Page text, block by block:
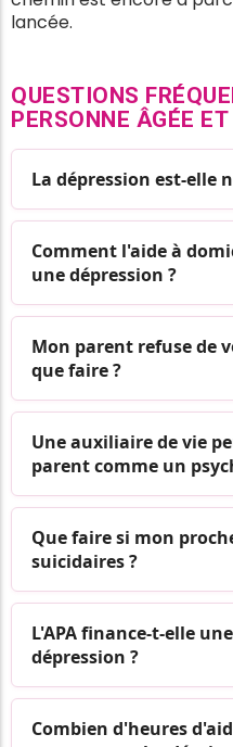
lancée.
QUESTIONS
PERSONNE ÂGÉE
La dépression est-elle
Comment l'aide à
une dépression ?
Mon parent refuse de
que faire ?
Une auxiliaire de vie
parent comme un
Que faire si mon
suicidaires ?
L'APA finance-t-elle
dépression ?
Combien d'heures